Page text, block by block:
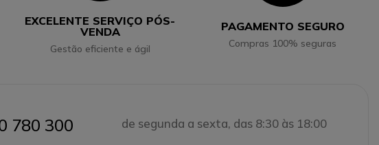
EXCELENTE SERVIÇO PÓS-
VENDA
Gestão eficiente e ágil
PAGAMENTO SEGURO
Compras 100% seguras
780 300 de segunda a sexta, das 8:30 às 18:00